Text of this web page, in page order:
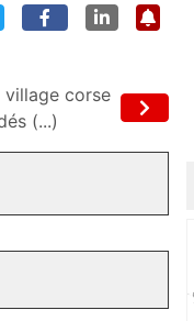
village corse
(...)